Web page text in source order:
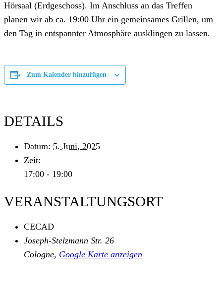
Hörsaal (Erdgeschoss). Im Anschluss an das Treffen
planen wir ab ca. 19:00 Uhr ein gemeinsames Grillen, um
den Tag in entspannter Atmosphäre ausklingen zu lassen.
Zum Kalender hinzufügen
DETAILS
Datum: 5. Juni, 2025
Zeit:
17:00 - 19:00
VERANSTALTUNGSORT
CECAD
Joseph-Stelzmann Str. 26
Cologne, Google Karte anzeigen